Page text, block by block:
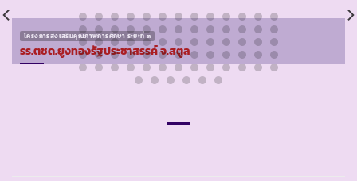
โครงการส่งเสริมคุณภาพการศึกษา ระยะที่ ๓
รร.ตชด.ยูงทองรัฐประชาสรรค์ จ.สตูล